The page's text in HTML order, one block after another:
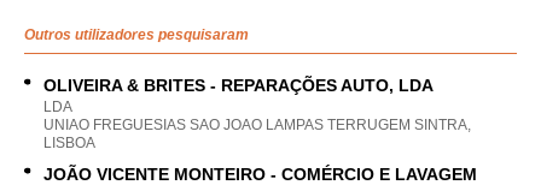
Outros utilizadores pesquisaram
OLIVEIRA & BRITES - REPARAÇÕES AUTO, LDA
LDA
UNIAO FREGUESIAS SAO JOAO LAMPAS TERRUGEM SINTRA,
LISBOA
JOÃO VICENTE MONTEIRO - COMÉRCIO E LAVAGEM